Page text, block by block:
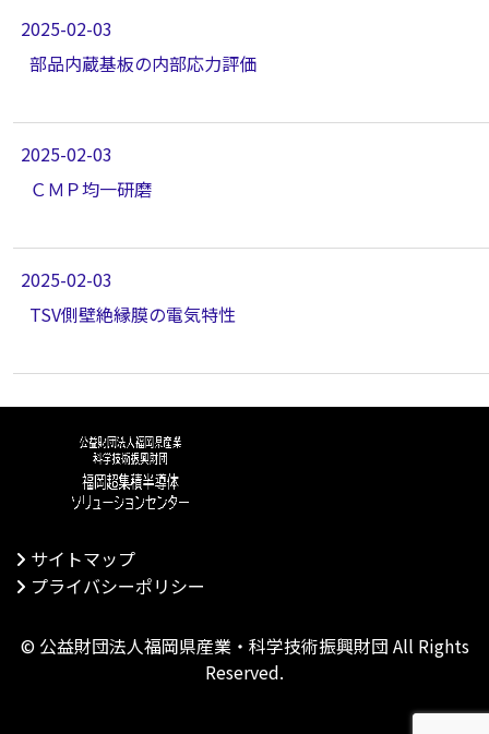
2025-02-03
部品内蔵基板の内部応力評価
2025-02-03
ＣＭＰ均一研磨
2025-02-03
TSV側壁絶縁膜の電気特性
サイトマップ
プライバシーポリシー
© 公益財団法人福岡県産業・科学技術振興財団 All Rights
Reserved.